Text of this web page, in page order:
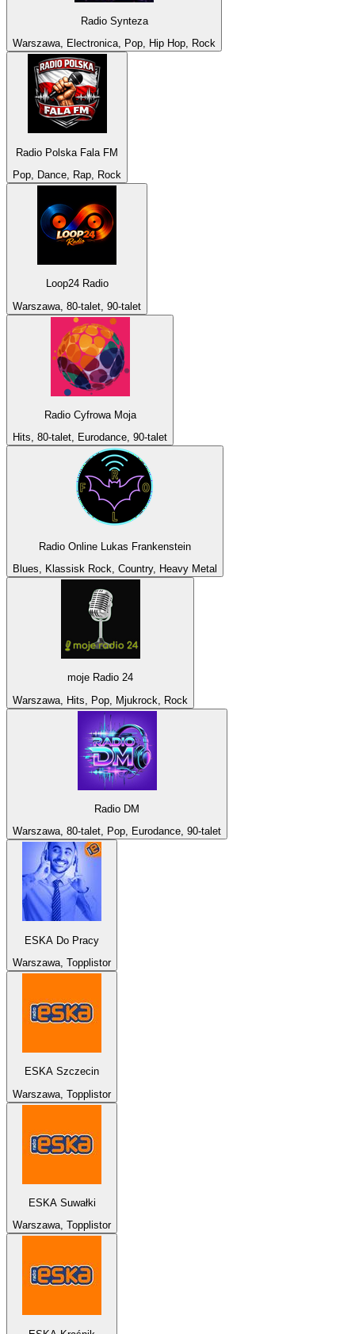
Radio Synteza
Warszawa, Electronica, Pop, Hip Hop, Rock
Radio Polska Fala FM
Pop, Dance, Rap, Rock
Loop24 Radio
Warszawa, 80-talet, 90-talet
Radio Cyfrowa Moja
Hits, 80-talet, Eurodance, 90-talet
Radio Online Lukas Frankenstein
Blues, Klassisk Rock, Country, Heavy Metal
moje Radio 24
Warszawa, Hits, Pop, Mjukrock, Rock
Radio DM
Warszawa, 80-talet, Pop, Eurodance, 90-talet
ESKA Do Pracy
Warszawa, Topplistor
ESKA Szczecin
Warszawa, Topplistor
ESKA Suwałki
Warszawa, Topplistor